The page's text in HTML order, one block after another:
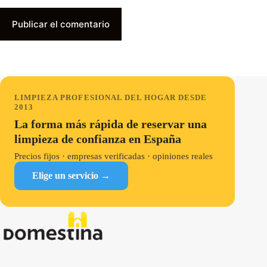
Publicar el comentario
LIMPIEZA PROFESIONAL DEL HOGAR DESDE
2013
La forma más rápida de reservar una
limpieza de confianza en España
Precios fijos · empresas verificadas · opiniones reales
Elige un servicio →